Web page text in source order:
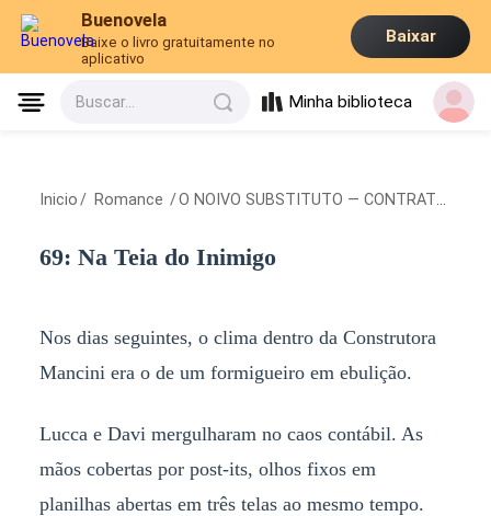
Buenovela
Baixe o livro gratuitamente no
aplicativo
Baixar
Buscar... Minha biblioteca
Inicio / Romance /O NOIVO SUBSTITUTO — CONTRATO DE CASAMENTO
69: Na Teia do Inimigo
Nos dias seguintes, o clima dentro da Construtora
Mancini era o de um formigueiro em ebulição.
Lucca e Davi mergulharam no caos contábil. As
mãos cobertas por post-its, olhos fixos em
planilhas abertas em três telas ao mesmo tempo.